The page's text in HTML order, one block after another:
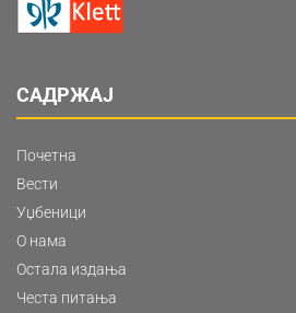
САДРЖАЈ
Почетна
Вести
Уџбеници
О нама
Остала издања
Честа питања